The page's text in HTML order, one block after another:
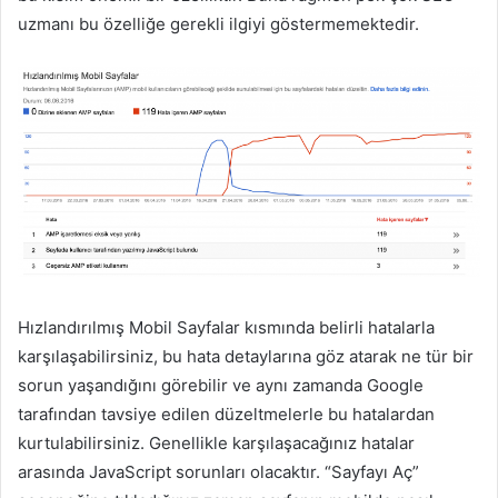
uzmanı bu özelliğe gerekli ilgiyi göstermemektedir.
Hızlandırılmış Mobil Sayfalar kısmında belirli hatalarla
karşılaşabilirsiniz, bu hata detaylarına göz atarak ne tür bir
sorun yaşandığını görebilir ve aynı zamanda Google
tarafından tavsiye edilen düzeltmelerle bu hatalardan
kurtulabilirsiniz. Genellikle karşılaşacağınız hatalar
arasında JavaScript sorunları olacaktır. “Sayfayı Aç”